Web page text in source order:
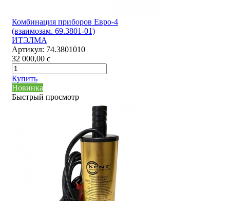
Комбинация приборов Евро-4
(взаимозам. 69.3801-01)
ИТЭЛМА
Артикул: 74.3801010
32 000,00 c
Купить
Новинка
Быстрый просмотр